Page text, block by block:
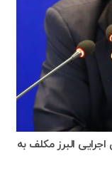
البرز مکلف به